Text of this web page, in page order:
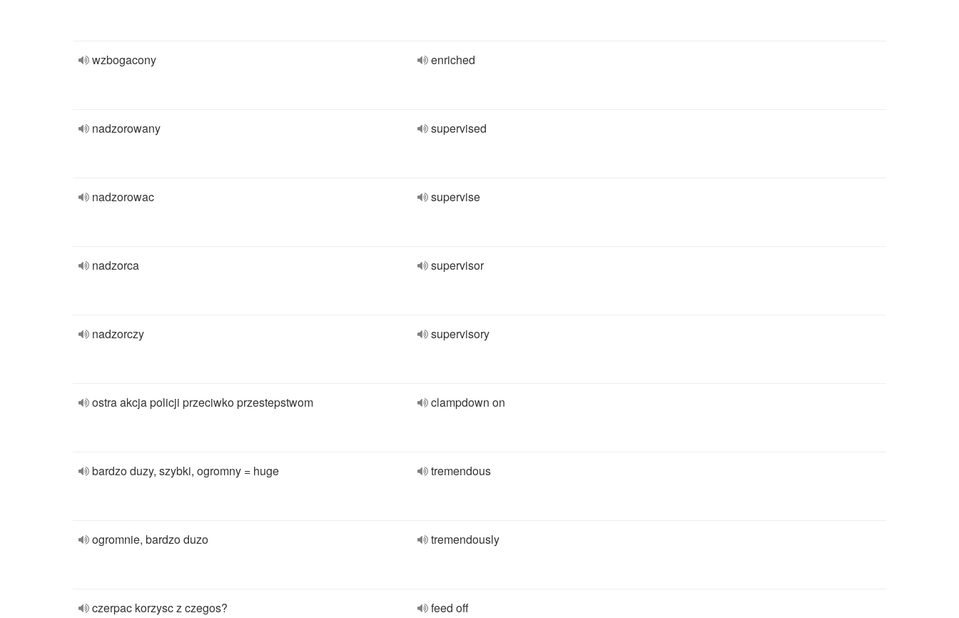
wzbogacony enriched
nadzorowany supervised
nadzorowac supervise
nadzorca supervisor
nadzorczy supervisory
ostra akcja policji przeciwko przestepstwom clampdown on
bardzo duzy, szybki, ogromny = huge tremendous
ogromnie, bardzo duzo tremendously
czerpac korzysc z czegos? feed off